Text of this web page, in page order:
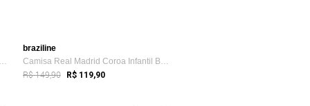
Juvenil Branca 10 Mbappé
braziline
Camisa Real Madrid Coroa Infantil Branca...
R$ 149,90 R$ 119,90